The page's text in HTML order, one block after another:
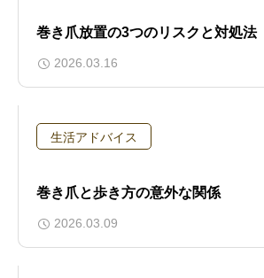
巻き爪放置の3つのリスクと対処法
2026.03.16
生活アドバイス
巻き爪と歩き方の意外な関係
2026.03.09